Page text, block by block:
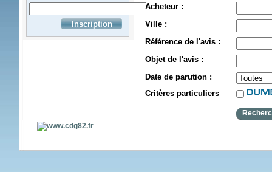
Acheteur :
Ville :
Référence de l'avis :
Objet de l'avis :
Date de parution :
Critères particuliers